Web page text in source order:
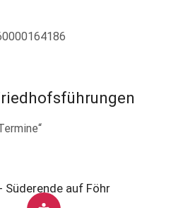
Süderende auf Föhr